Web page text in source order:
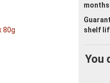
shelf
You